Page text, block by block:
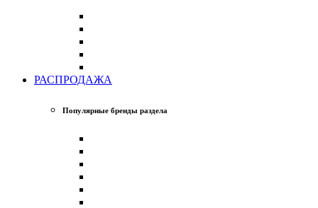
РАСПРОДАЖА
Популярные бренды раздела